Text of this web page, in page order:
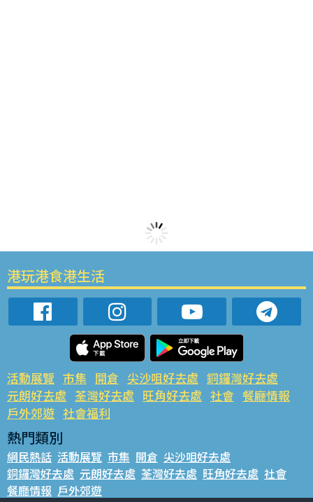
港玩港食港生活
活動展覽 市集 開倉 尖沙咀好去處 銅鑼灣好去處
元朗好去處 荃灣好去處 旺角好去處 社會 餐廳情報
戶外郊遊 社會福利
熱門類別
網民熱話 活動展覽 市集 開倉 尖沙咀好去處
銅鑼灣好去處 元朗好去處 荃灣好去處 旺角好去處 社會
餐廳情報 戶外郊遊